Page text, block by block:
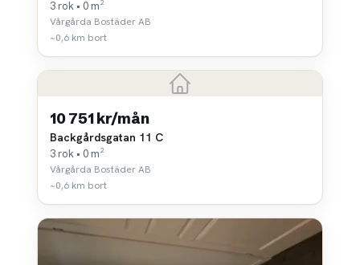
3 rok • 0 m²
Vårgårda Bostäder AB
~0,6 km bort
10 751 kr/mån
Backgårdsgatan 11 C
3 rok • 0 m²
Vårgårda Bostäder AB
~0,6 km bort